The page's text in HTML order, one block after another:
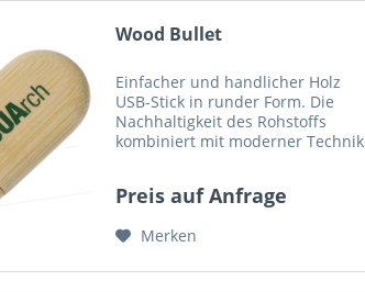
Wood Bullet
Einfacher und handlicher Holz
USB-Stick in runder Form. Die
Nachhaltigkeit des Rohstoffs
kombiniert mit moderner Technik
Unternehmensrepräsentation
im...
Preis auf Anfrage
Merken